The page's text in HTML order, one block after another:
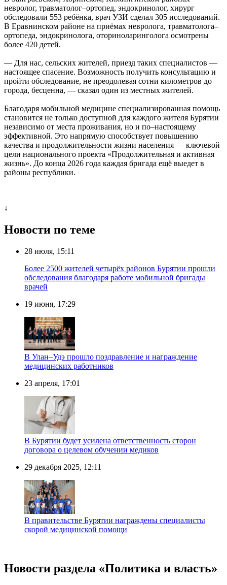
невролог, травматолог–ортопед, эндокринолог, хирург
обследовали 553 ребёнка, врач УЗИ сделал 305 исследований.
В Еравнинском районе на приёмах невролога, травматолога–
ортопеда, эндокринолога, оториноларинголога осмотрены
более 420 детей.
— Для нас, сельских жителей, приезд таких специалистов —
настоящее спасение. Возможность получить консультацию и
пройти обследование, не преодолевая сотни километров до
города, бесценна, — сказал один из местных жителей.
Благодаря мобильной медицине специализированная помощь
становится не только доступной для каждого жителя Бурятии
независимо от места проживания, но и по–настоящему
эффективной. Это напрямую способствует повышению
качества и продолжительности жизни населения — ключевой
цели национального проекта «Продолжительная и активная
жизнь». До конца 2026 года каждая бригада ещё выедет в
районы республики.
↓
Новости по теме
28 июля, 15:11
Более 2500 жителей четырёх районов Бурятии прошли
обследования благодаря работе мобильной бригады
врачей
19 июня, 17:29
В Улан–Удэ прошло поздравление и награждение
медицинских работников
23 апреля, 17:01
В Бурятии будет усилена ответственность сторон
договора о целевом обучении медиков
29 декабря 2025, 12:11
В правительстве Бурятии награждены специалисты
скорой медицинской помощи
Новости раздела «Политика и власть»